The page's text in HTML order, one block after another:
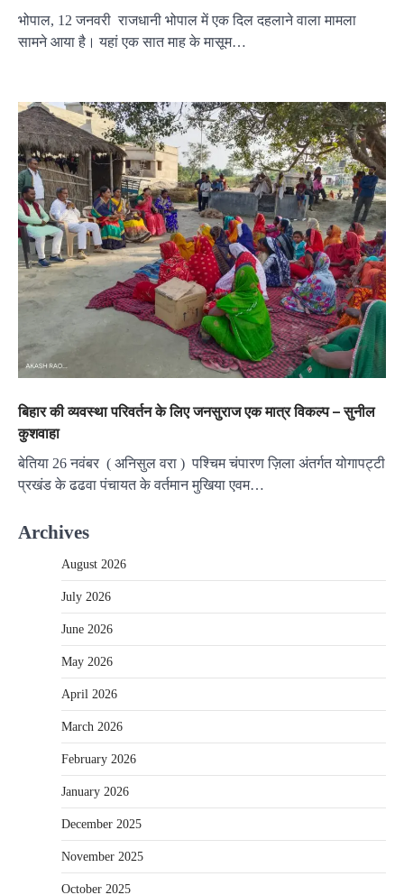
भोपाल, 12 जनवरी राजधानी भोपाल में एक दिल दहलाने वाला मामला
सामने आया है। यहां एक सात माह के मासूम…
बिहार की व्यवस्था परिवर्तन के लिए जनसुराज एक मात्र विकल्प – सुनील
कुशवाहा
बेतिया 26 नवंबर ( अनिसुल वरा ) पश्चिम चंपारण ज़िला अंतर्गत योगापट्टी
प्रखंड के ढढवा पंचायत के वर्तमान मुखिया एवम…
Archives
August 2026
July 2026
June 2026
May 2026
April 2026
March 2026
February 2026
January 2026
December 2025
November 2025
October 2025